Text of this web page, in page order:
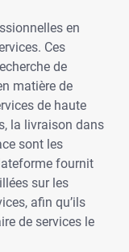
en
Ces
de
matière de
de haute
la livraison dans
sont les
fournit
sur les
afin qu’ils
de services le